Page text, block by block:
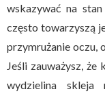
wskazywać na
często towarzyszą
przymrużanie oczu,
Jeśli zauważysz,
wydzielina